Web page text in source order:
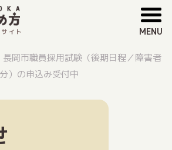
イト MENU
長岡市職員採用試験（後期日程／障害者
）の申込み受付中